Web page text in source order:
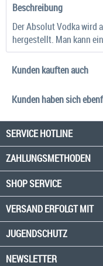
Beschreibung
Der Absolut Vodka wird
hergestellt. Man kann
Kunden kauften auch
Kunden haben sich
SERVICE HOTLINE
ZAHLUNGSMETHODEN
SHOP SERVICE
VERSAND ERFOLGT MIT
JUGENDSCHUTZ
NEWSLETTER